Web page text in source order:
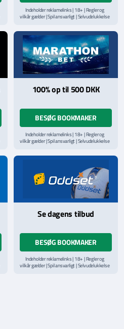
Indeholder reklamelinks | 18+ | Regler og
vilkår gælder | Spil ansvarligt | Selvudelukkelse
hjælpelinje påStopSpillet.dk
Læs vilkår og betingelserher
100% op til 500 DKK
BESØG BOOKMAKER
Indeholder reklamelinks | 18+ | Regler og
vilkår gælder | Spil ansvarligt | Selvudelukkelse
hjælpelinje påStopSpillet.dk
Se dagens tilbud
BESØG BOOKMAKER
Indeholder reklamelinks | 18+ | Regler og
vilkår gælder | Spil ansvarligt | Selvudelukkelse